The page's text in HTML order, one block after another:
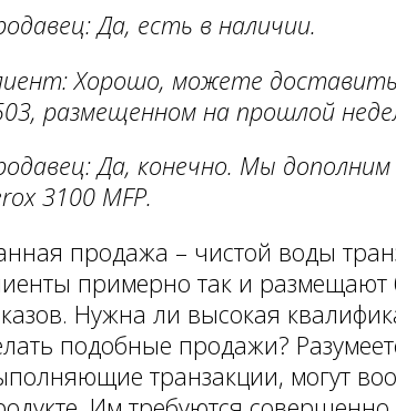
Да, есть в наличии.
Хорошо, можете доставить
размещенном на прошлой
Да, конечно. Мы
3100 MFP.
продажа – чистой воды
примерно так и размещают
Нужна ли высокая
подобные продажи?
транзакции, могут